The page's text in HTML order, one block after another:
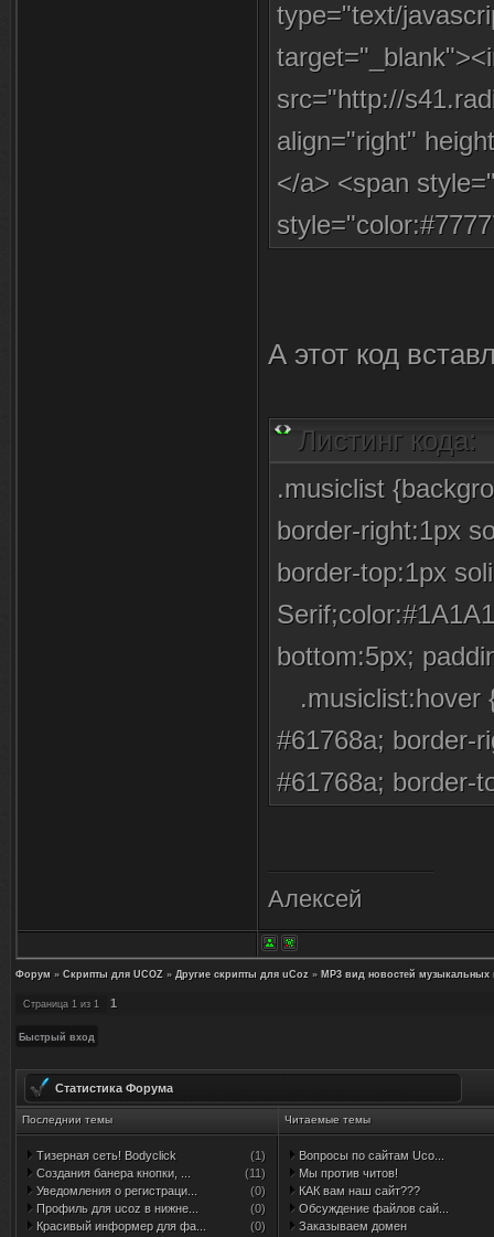
type="text/
src="http://
align="right"
</a> <span
align="left"
</div><br>
А этот код
Листинг кода:
.musiclist
border-right:1px
border-top:1px
bottom:5px;
.musiclist:hover
#61768a; border-
#61768a; border-
padding-
Алексей
Форум » Скрипты для UCOZ » Другие скрипты для uCoz » MP3 вид новостей музыкальных
Страница 1 из 1 1
Статистика Форума
Последнии темы Читаемые темы
Тизерная сеть! Bodyclick
(1)
Создания банера кнопки, ...
(11)
Уведомления о регистраци...
(0)
Профиль для ucoz в нижне...
(0)
Красивый информер для фа...
(0)
Вопросы по сайтам Uco...
Мы против читов!
КАК вам наш сайт???
Обсуждение файлов сай...
Заказываем домен